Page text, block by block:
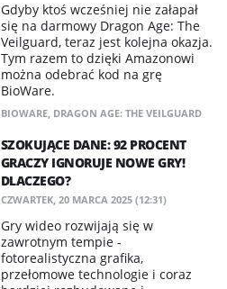
Gdyby ktoś wcześniej nie załapał
się na darmowy Dragon Age: The
Veilguard, teraz jest kolejna okazja.
Tym razem to dzięki Amazonowi
można odebrać kod na grę
BioWare.
BIOWARE, DRAGON AGE: THE VEILGUARD
SZOKUJĄCE DANE: 92 PROCENT
GRACZY IGNORUJE NOWE GRY!
DLACZEGO?
CZWARTEK, 20 MARCA 2025 (12:31)
Gry wideo rozwijają się w
zawrotnym tempie -
fotorealistyczna grafika,
przełomowe technologie i coraz